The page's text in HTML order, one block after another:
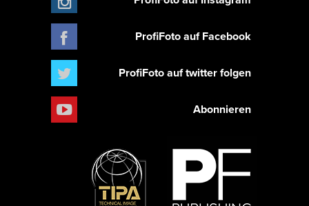
ProfiFoto auf Facebook
ProfiFoto auf twitter folgen
Abonnieren